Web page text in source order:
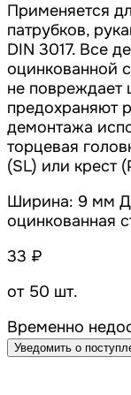
Применяется
патрубков,
DIN 3017. Все
оцинкованной
не повреждает
предохраняют
демонтажа
торцевая
(SL) или крест
Ширина: 9 мм
оцинкованная
33 ₽
от 50 шт.
Временно
Уведомить о